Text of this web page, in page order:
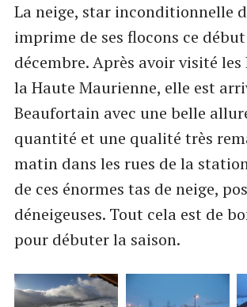
La neige, star inconditionnelle
imprime de ses flocons ce
décembre. Après avoir visité les
la Haute Maurienne, elle est
Beaufortain avec une belle
quantité et une qualité très
matin dans les rues de la
de ces énormes tas de neige,
déneigeuses. Tout cela est de
pour débuter la saison.